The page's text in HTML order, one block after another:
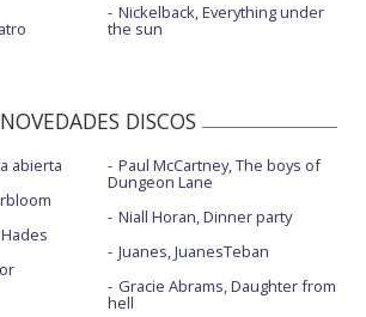
Nickelback, Everything under
the sun
NOVEDADES DISCOS
abierta
Paul McCartney, The boys of
Dungeon Lane
Niall Horan, Dinner party
Juanes, JuanesTeban
Gracie Abrams, Daughter from
hell